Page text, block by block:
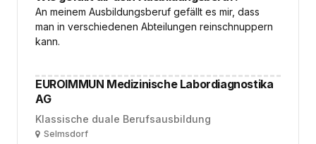
An meinem Ausbildungsberuf gefällt es mir, dass
man in verschiedenen Abteilungen reinschnuppern
kann.
EUROIMMUN Medizinische Labordiagnostika
AG
Klassische duale Berufsausbildung
OrtSelmsdorf